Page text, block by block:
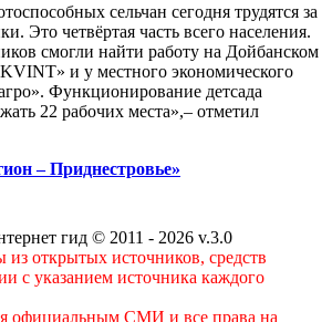
сельчан сегодня трудятся за
Это четвёртая часть всего населения.
смогли найти работу на Дойбанском
и у местного экономического
Функционирование детсада
22 рабочих места»,– отметил
– Приднестровье»
гид © 2011 - 2026 v.3.0
из открытых источников, средств
с указанием источника каждого
официальным СМИ и все права на